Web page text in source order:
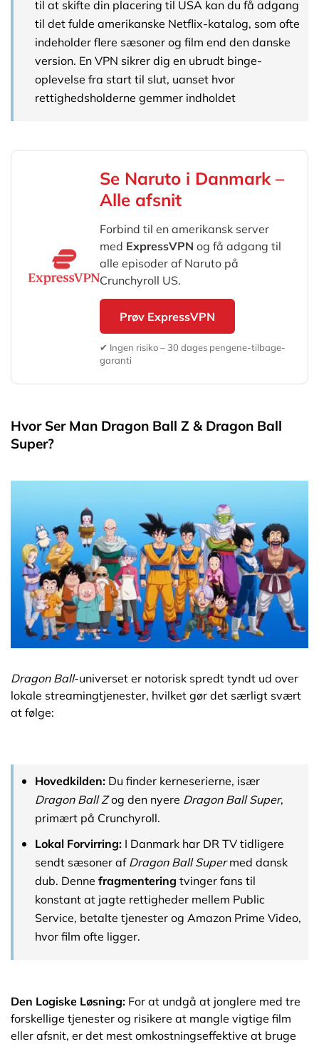
til at skifte din placering til USA kan du få adgang
til det fulde amerikanske Netflix-katalog, som ofte
indeholder flere sæsoner og film end den danske
version. En VPN sikrer dig en ubrudt binge-
oplevelse fra start til slut, uanset hvor
rettighedsholderne gemmer indholdet
Se Naruto i Danmark –
Alle afsnit
Forbind til en amerikansk server
med ExpressVPN og få adgang til
alle episoder af Naruto på
Crunchyroll US.
Prøv ExpressVPN
✔ Ingen risiko – 30 dages pengene-tilbage-
garanti
Hvor Ser Man Dragon Ball Z & Dragon Ball
Super?
Dragon Ball-universet er notorisk spredt tyndt ud over
lokale streamingtjenester, hvilket gør det særligt svært
at følge:
Hovedkilden: Du finder kerneserierne, især
Dragon Ball Zog den nyere Dragon Ball Super,
primært på Crunchyroll.
Lokal Forvirring: I Danmark har DR TV tidligere
sendt sæsoner afDragon Ball Supermed dansk
dub. Denne fragmentering tvinger fans til
konstant at jagte rettigheder mellem Public
Service, betalte tjenester og Amazon Prime Video,
hvor film ofte ligger.
Den Logiske Løsning: For at undgå at jonglere med tre
forskellige tjenester og risikere at mangle vigtige film
eller afsnit, er det mest omkostningseffektive at bruge